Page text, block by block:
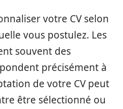
votre CV selon
vous postulez. Les
souvent des
précisément à
de votre CV peut
être sélectionné ou